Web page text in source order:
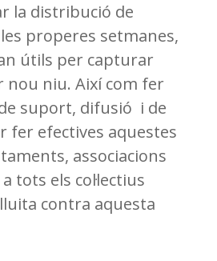
la distribució de
properes setmanes,
útils per capturar
nou niu. Així com fer
suport, difusió i de
fer efectives aquestes
associacions
tots els col·lectius
contra aquesta